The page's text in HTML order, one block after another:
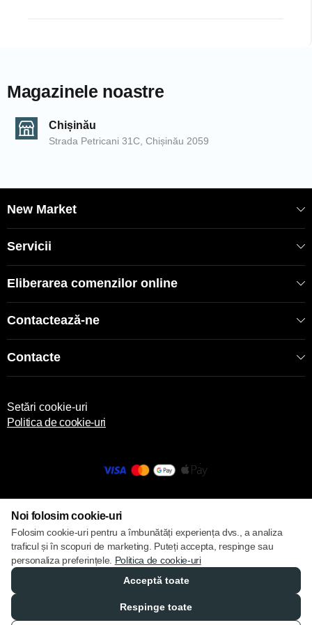
Magazinele noastre
Chișinău
Strada Petricani 31C, Chișinău 2059
New Market
Servicii
Eliberarea comenzilor online
Contactează-ne
Contacte
Setări cookie-uri
Politica de cookie-uri
Noi folosim cookie-uri
Folosim cookie-uri pentru a îmbunătăți experiența dvs., a analiza
traficul și în scopuri de marketing. Puteți accepta, respinge sau
personaliza preferințele. Politica de cookie-uri
Acceptă toate
Respinge toate